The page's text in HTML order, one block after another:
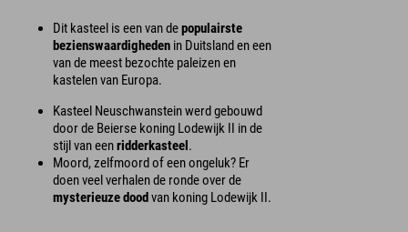
Dit kasteel is een van depopulairste
bezienswaardigheden in Duitsland en een
van de meest bezochte paleizen en
kastelen van Europa.
Kasteel Neuschwanstein werd gebouwd
door de Beierse koning Lodewijk II in de
stijl van eenridderkasteel.
Moord, zelfmoord of een ongeluk? Er
doen veel verhalen de ronde over de
mysterieuze doodvan koning Lodewijk II.